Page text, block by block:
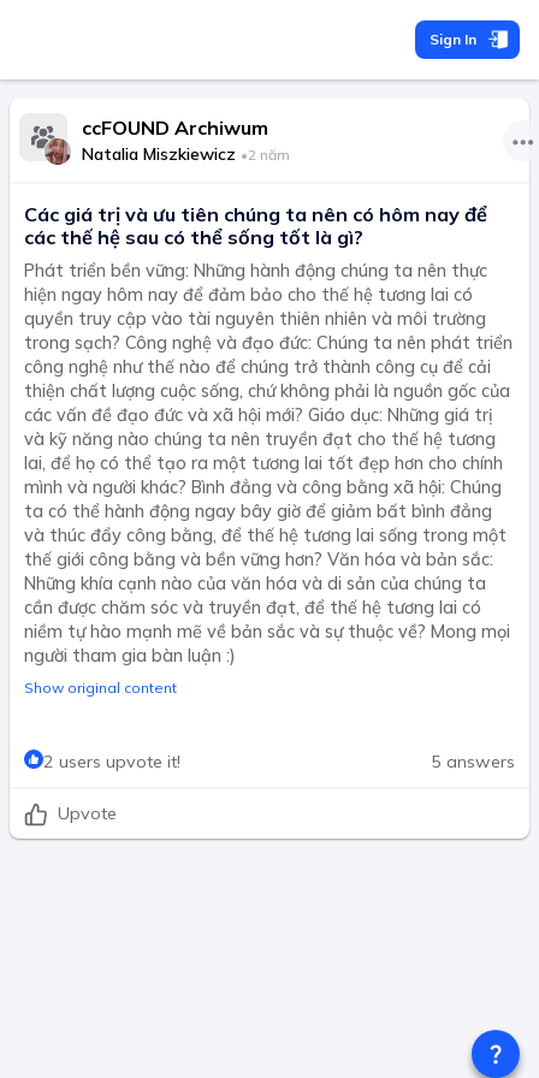
Sign In
ccFOUND Archiwum
Natalia Miszkiewicz •2 năm
Các giá trị và ưu tiên chúng ta nên có hôm nay để
các thế hệ sau có thể sống tốt là gì?
Phát triển bền vững: Những hành động chúng ta nên thực
hiện ngay hôm nay để đảm bảo cho thế hệ tương lai có
quyền truy cập vào tài nguyên thiên nhiên và môi trường
trong sạch? Công nghệ và đạo đức: Chúng ta nên phát triển
công nghệ như thế nào để chúng trở thành công cụ để cải
thiện chất lượng cuộc sống, chứ không phải là nguồn gốc của
các vấn đề đạo đức và xã hội mới? Giáo dục: Những giá trị
và kỹ năng nào chúng ta nên truyền đạt cho thế hệ tương
lai, để họ có thể tạo ra một tương lai tốt đẹp hơn cho chính
mình và người khác? Bình đẳng và công bằng xã hội: Chúng
ta có thể hành động ngay bây giờ để giảm bất bình đẳng
và thúc đẩy công bằng, để thế hệ tương lai sống trong một
thế giới công bằng và bền vững hơn? Văn hóa và bản sắc:
Những khía cạnh nào của văn hóa và di sản của chúng ta
cần được chăm sóc và truyền đạt, để thế hệ tương lai có
niềm tự hào mạnh mẽ về bản sắc và sự thuộc về? Mong mọi
người tham gia bàn luận :)
Show original content
2 users upvote it! 5 answers
Upvote